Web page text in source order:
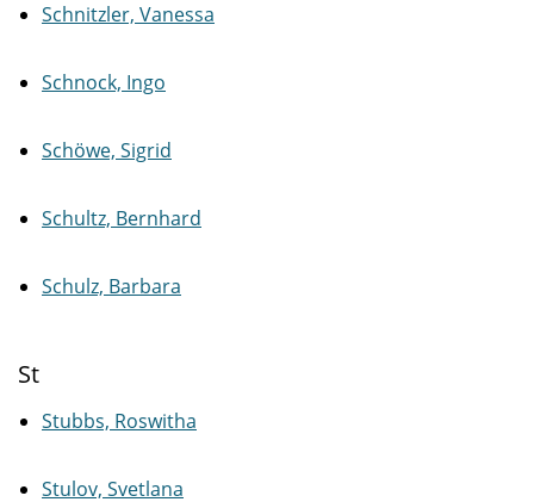
Schnitzler, Vanessa
Schnock, Ingo
Schöwe, Sigrid
Schultz, Bernhard
Schulz, Barbara
St
Stubbs, Roswitha
Stulov, Svetlana